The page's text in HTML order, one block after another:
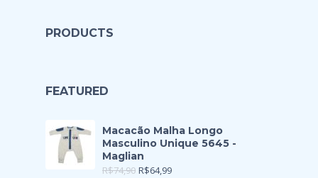
PRODUCTS
FEATURED
Macacão Malha Longo
Masculino Unique 5645 -
Maglian
R$74,90 R$64,99